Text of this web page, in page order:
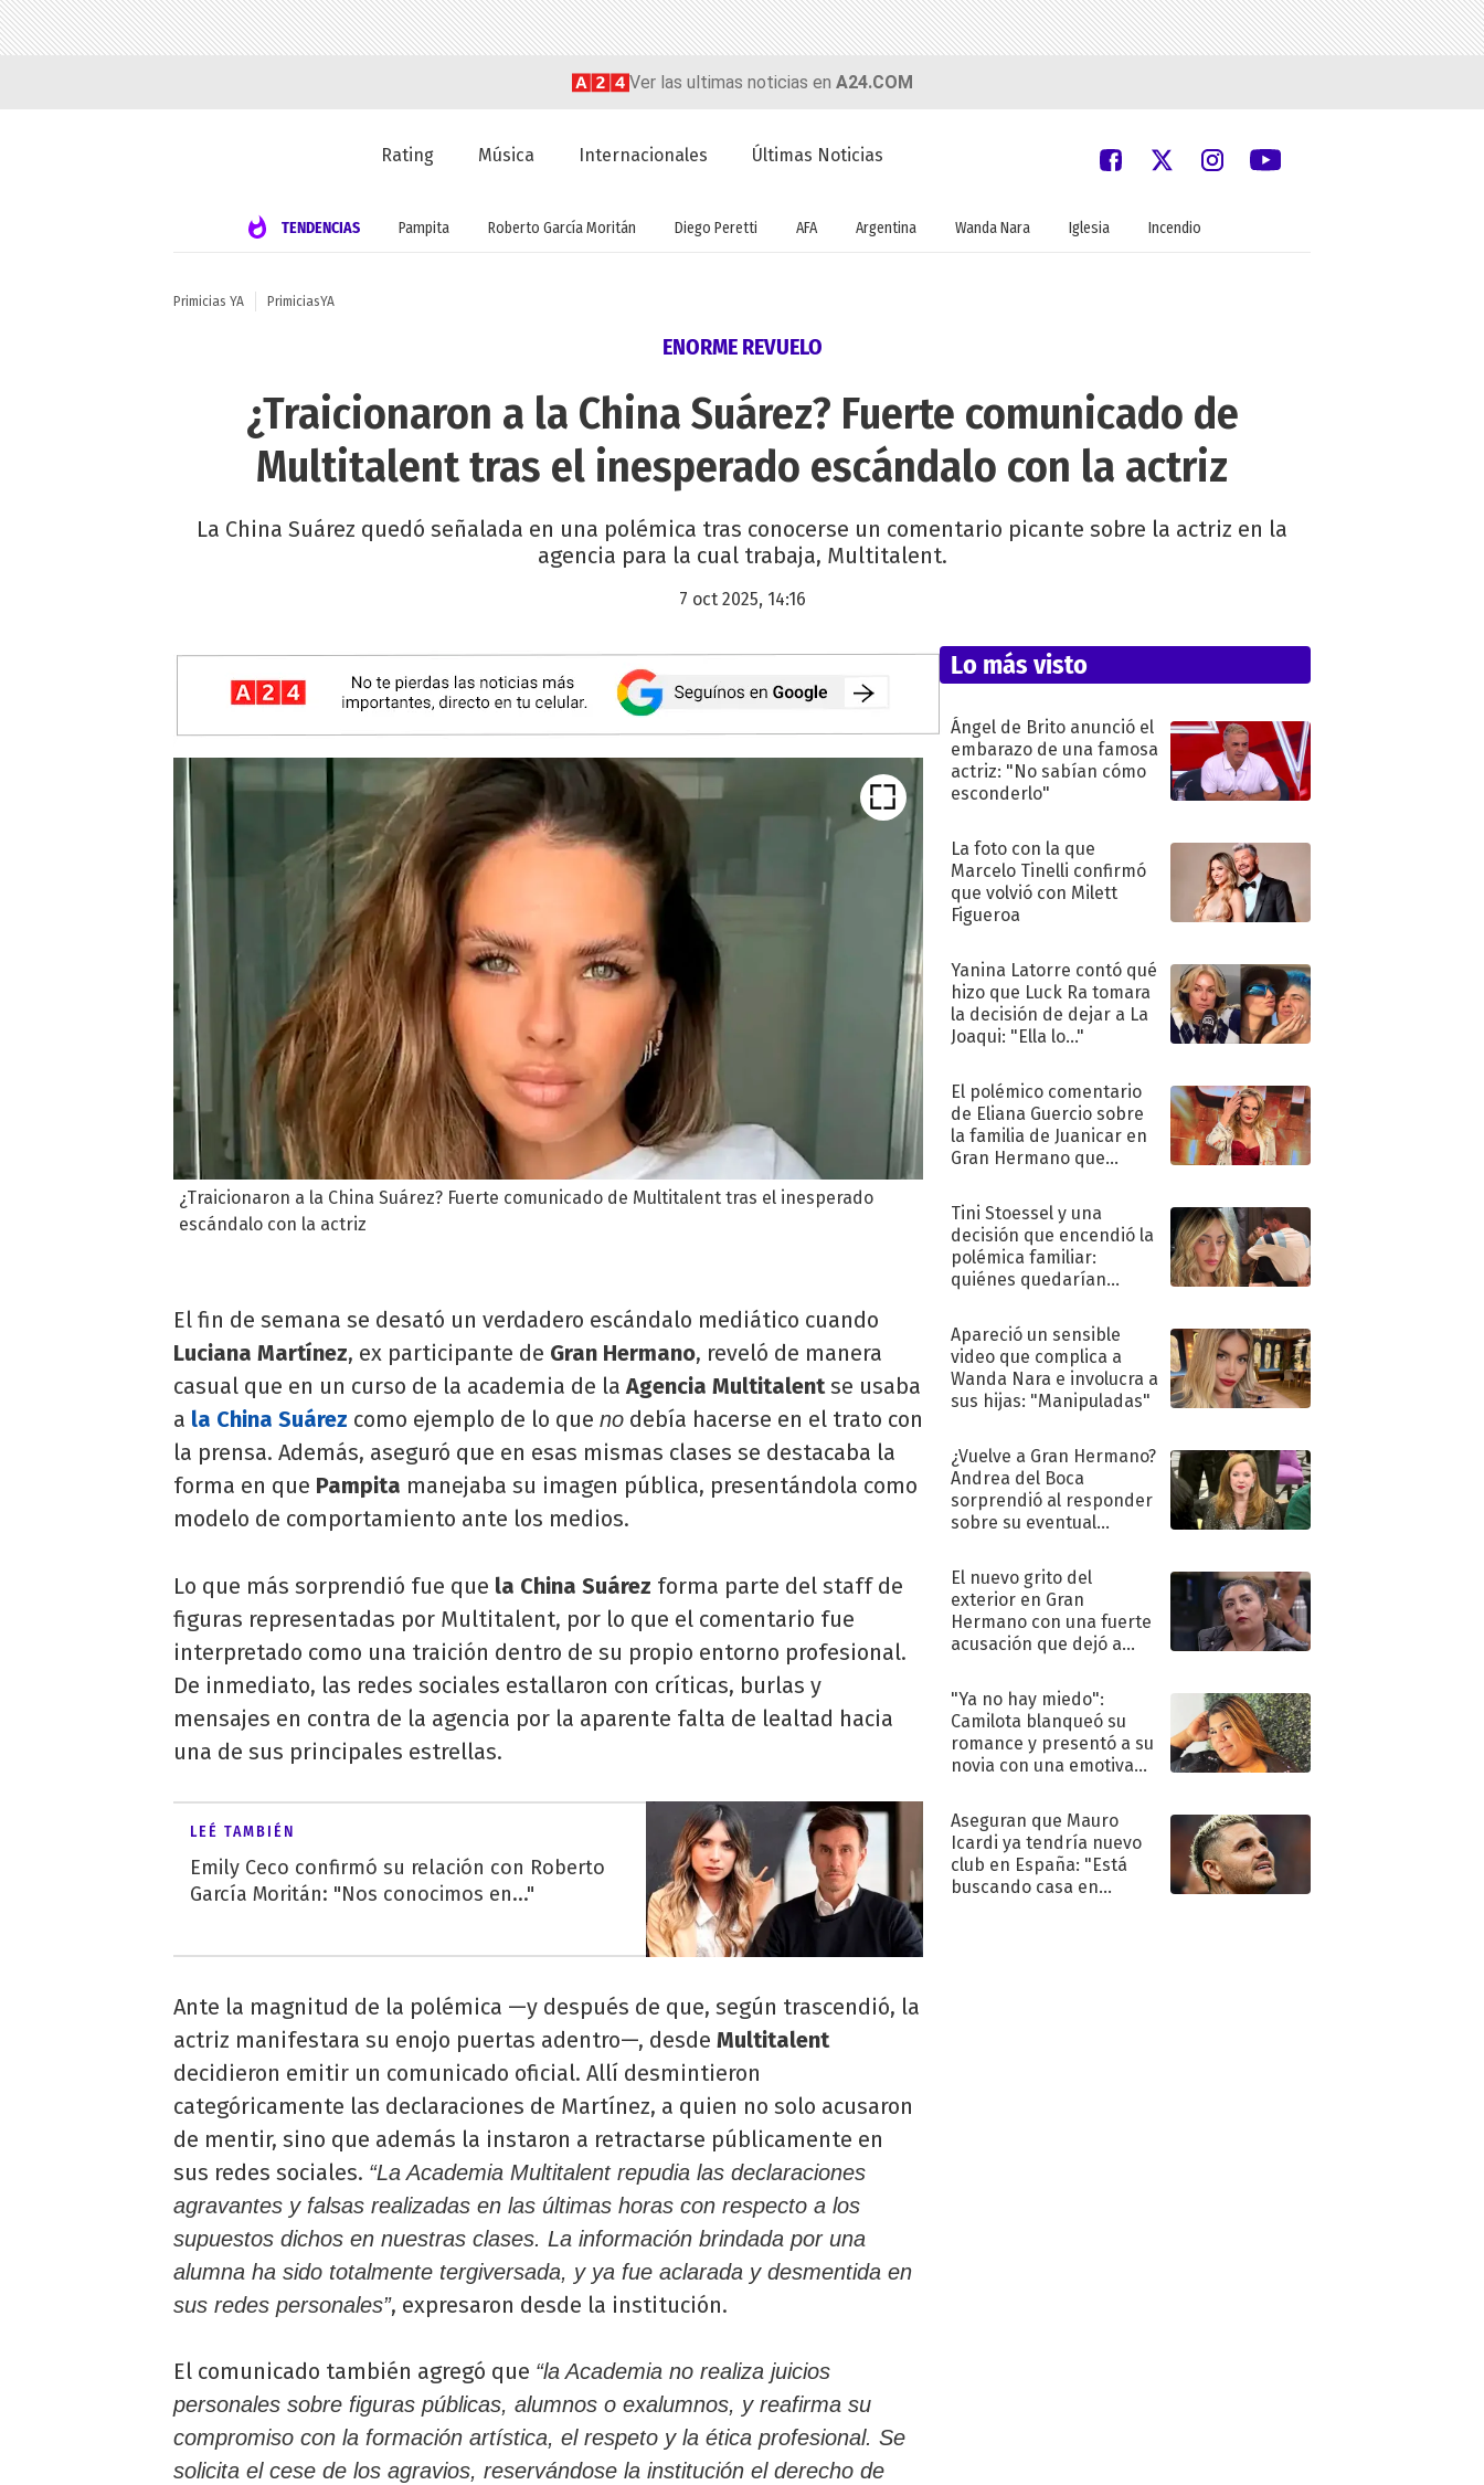
Ver las ultimas noticias en A24.COM
Rating Música Internacionales Últimas Noticias
TENDENCIAS Pampita Roberto García Moritán Diego Peretti AFA Argentina Wanda Nara Iglesia Incendio
Primicias YA PrimiciasYA
ENORME REVUELO
¿Traicionaron a la China Suárez? Fuerte comunicado de
Multitalent tras el inesperado escándalo con la actriz
La China Suárez quedó señalada en una polémica tras conocerse un comentario picante sobre la actriz en la
agencia para la cual trabaja, Multitalent.
7 oct 2025, 14:16
¿Traicionaron a la China Suárez? Fuerte comunicado de Multitalent tras el inesperado
escándalo con la actriz
El fin de semana se desató un verdadero escándalo mediático cuando
Luciana Martínez, ex participante de Gran Hermano, reveló de manera
casual que en un curso de la academia de laAgencia Multitalentse usaba
a la China Suárez como ejemplo de lo que no debía hacerse en el trato con
la prensa. Además, aseguró que en esas mismas clases se destacaba la
forma en que Pampita manejaba su imagen pública, presentándola como
modelo de comportamiento ante los medios.
Lo que más sorprendió fue que la China Suárez forma parte del staff de
figuras representadas por Multitalent, por lo que el comentario fue
interpretado como una traición dentro de su propio entorno profesional.
De inmediato, las redes sociales estallaron con críticas, burlas y
mensajes en contra de la agencia por la aparente falta de lealtad hacia
una de sus principales estrellas.
LEÉ TAMBIÉN
Emily Ceco confirmó su relación con Roberto
García Moritán: "Nos conocimos en..."
Ante la magnitud de la polémica —y después de que, según trascendió, la
actriz manifestara su enojo puertas adentro—, desde Multitalent
decidieron emitir un comunicado oficial. Allí desmintieron
categóricamente las declaraciones de Martínez, a quien no solo acusaron
de mentir, sino que además la instaron a retractarse públicamente en
sus redes sociales. “La Academia Multitalent repudia las declaraciones
agravantes y falsas realizadas en las últimas horas con respecto a los
supuestos dichos en nuestras clases. La información brindada por una
alumna ha sido totalmente tergiversada, y ya fue aclarada y desmentida en
sus redes personales”, expresaron desde la institución.
El comunicado también agregó que “la Academia no realiza juicios
personales sobre figuras públicas, alumnos o exalumnos, y reafirma su
compromiso con la formación artística, el respeto y la ética profesional. Se
solicita el cese de los agravios, reservándose la institución el derecho de
Lo más visto
Ángel de Brito anunció el
embarazo de una famosa
actriz: "No sabían cómo
esconderlo"
La foto con la que
Marcelo Tinelli confirmó
que volvió con Milett
Figueroa
Yanina Latorre contó qué
hizo que Luck Ra tomara
la decisión de dejar a La
Joaqui: "Ella lo..."
El polémico comentario
de Eliana Guercio sobre
la familia de Juanicar en
Gran Hermano que
Tini Stoessel y una
decisión que encendió la
polémica familiar:
quiénes quedarían
Apareció un sensible
video que complica a
Wanda Nara e involucra a
sus hijas: "Manipuladas"
¿Vuelve a Gran Hermano?
Andrea del Boca
sorprendió al responder
sobre su eventual
El nuevo grito del
exterior en Gran
Hermano con una fuerte
acusación que dejó a
"Traidora"
"Ya no hay miedo":
Camilota blanqueó su
romance y presentó a su
novia con una emotiva
Aseguran que Mauro
Icardi ya tendría nuevo
club en España: "Está
buscando casa en